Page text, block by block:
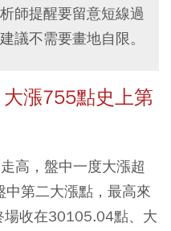
師提醒要留意短線過
議不需要畫地自限。
漲755點史上第
高，盤中一度大漲超
第二大漲點，最高來
收在30105.04點、大